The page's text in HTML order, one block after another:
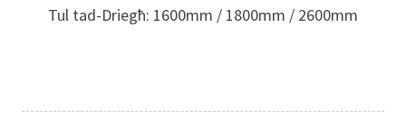
Tul tad-Driegħ: 1600mm / 1800mm / 2600mm